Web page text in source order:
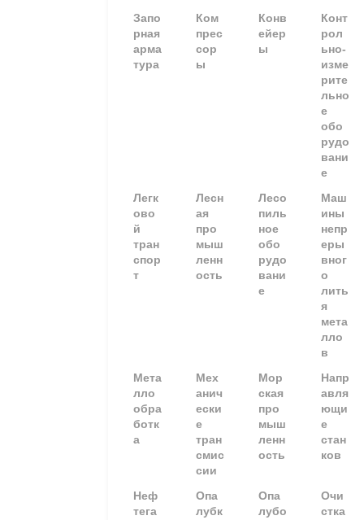
Запо
рная
арма
тура
Ком
прес
сор
ы
Конв
ейер
ы
Конт
рол
ьно-
изме
рите
льно
е
обо
рудо
вани
е
Легк
ово
й
тран
спор
т
Лесн
ая
про
мыш
ленн
ость
Лесо
пиль
ное
обо
рудо
вани
е
Маш
ины
непр
еры
вног
о
лить
я
мета
лло
в
Мета
лло
обра
ботк
а
Мех
анич
ески
е
тран
смис
сии
Мор
ская
про
мыш
ленн
ость
Напр
авля
ющи
е
стан
ков
Неф
тега
Опа
лубк
Опа
лубо
Очи
стка